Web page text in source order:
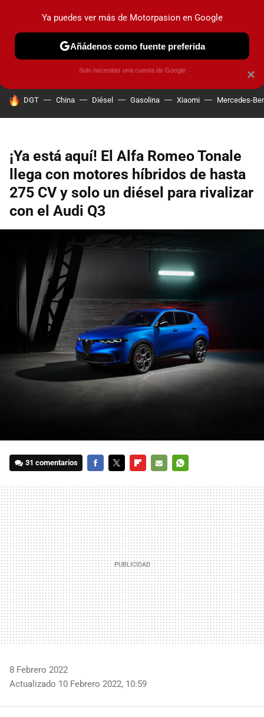
PRUEBAS COCHES ELÉCTRICOS OBSERVATORIO
HOY SE HABLA DE
DGT China Diésel Gasolina Xiaomi Mercedes-
¡Ya está aquí! El Alfa Romeo Tonale
llega con motores híbridos de hasta
275 CV y solo un diésel para rivalizar
con el Audi Q3
31 comentarios
MAIL
8 Febrero 2022
Actualizado 10 Febrero 2022, 10:59
×
Ya puedes ver más de Motorpasion en Google
Añádenos como fuente preferida
Solo necesitas una cuenta de Google